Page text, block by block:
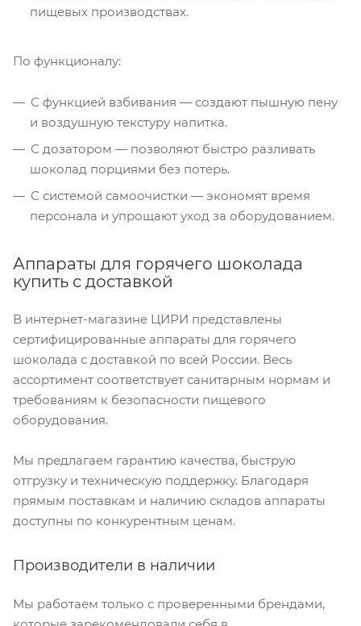
пищевых производствах.
По функционалу:
С функцией взбивания — создают пышную пену
и воздушную текстуру напитка.
С дозатором — позволяют быстро разливать
шоколад порциями без потерь.
С системой самоочистки — экономят время
персонала и упрощают уход за оборудованием.
Аппараты для горячего шоколада
купить с доставкой
В интернет-магазине ЦИРИ представлены
сертифицированные аппараты для горячего
шоколада с доставкой по всей России. Весь
ассортимент соответствует санитарным нормам и
требованиям к безопасности пищевого
оборудования.
Мы предлагаем гарантию качества, быструю
отгрузку и техническую поддержку. Благодаря
прямым поставкам и наличию складов аппараты
доступны по конкурентным ценам.
Производители в наличии
Мы работаем только с проверенными брендами,